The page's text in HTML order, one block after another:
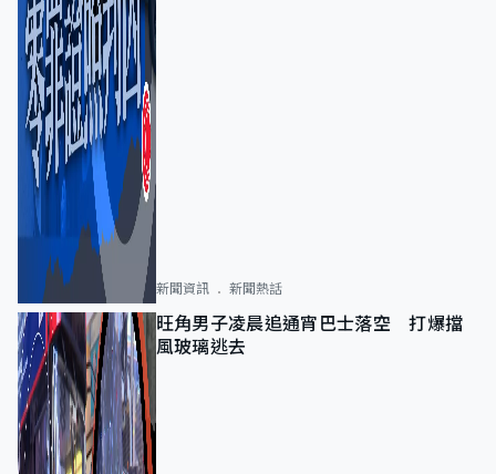
新聞資訊 新聞熱話
旺角男子凌晨追通宵巴士落空 打爆擋
風玻璃逃去